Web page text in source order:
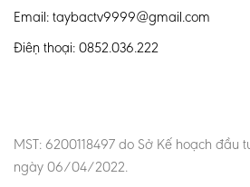
Email: taybactv9999@gmail.com
Điện thoại: 0852.036.222
MST: 6200118497 do Sở Kế hoạch đầu
ngày 06/04/2022.